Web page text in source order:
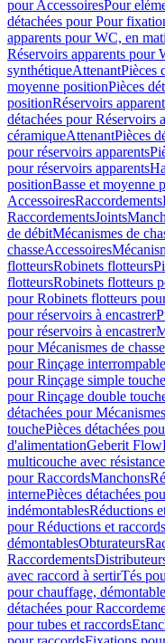
pour AccessoiresPour
détachées pour Pour
apparents pour WC, en
Réservoirs apparents pour
synthétiqueAttenantPièces
moyenne positionPièces
positionRéservoirs
détachées pour Réservoirs
céramiqueAttenantPièces
pour réservoirs apparents
pour réservoirs apparents
positionBasse et moyenne
AccessoiresRaccordements
RaccordementsJoints
de débitMécanismes de
chasseAccessoires
flotteursRobinets flotteurs
flotteursRobinets flotteurs
pour Robinets flotteurs
pour réservoirs à encastrer
pour réservoirs à encastrer
pour Mécanismes de chasse
pour Rinçage interrompable
pour Rinçage simple touche
pour Rinçage double
détachées pour
touchePièces détachées
d'alimentationGeberit
multicouche avec
pour RaccordsManchons
internePièces détachées
indémontablesRéductions
pour Réductions et
démontablesObturateurs
Raccordements
avec raccord à sertirTés
pour chauffage,
détachées pour
pour tubes et raccords